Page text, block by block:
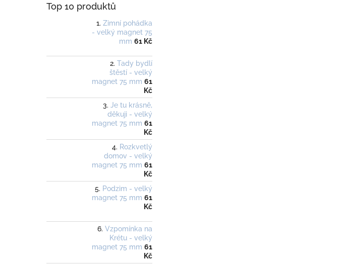
Top 10 produktů
Zimní pohádka
- velký magnet 75
mm 61 Kč
Tady bydlí
štěstí - velký
magnet 75 mm 61
Kč
Je tu krásně,
děkuji - velký
magnet 75 mm 61
Kč
Rozkvetlý
domov - velký
magnet 75 mm 61
Kč
Podzim - velký
magnet 75 mm 61
Kč
Vzpomínka na
Krétu - velký
magnet 75 mm 61
Kč